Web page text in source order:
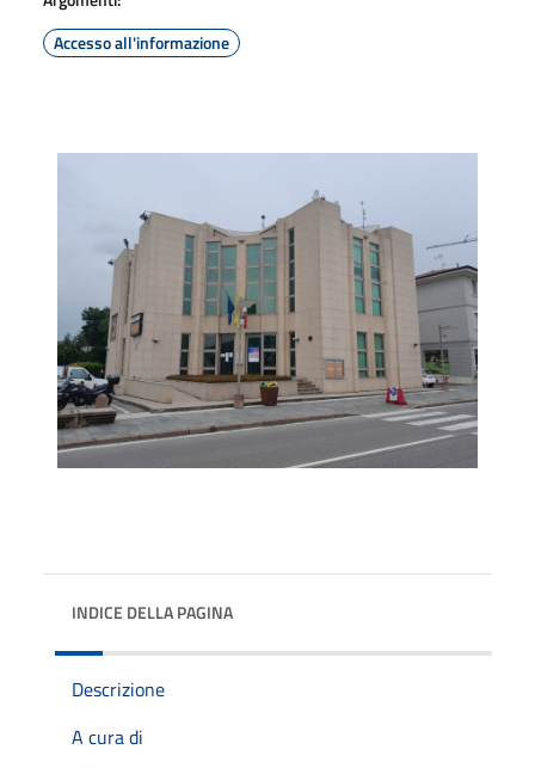
Accesso all'informazione
INDICE DELLA PAGINA
Descrizione
A cura di